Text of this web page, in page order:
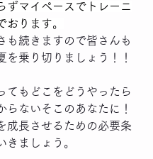
ずマイペースでトレーニ
おります。
も続きますので皆さんも
を乗り切りましょう！！
てもどこをどうやったら
らないそこのあなたに！
成長させるための必要条
きましょう。